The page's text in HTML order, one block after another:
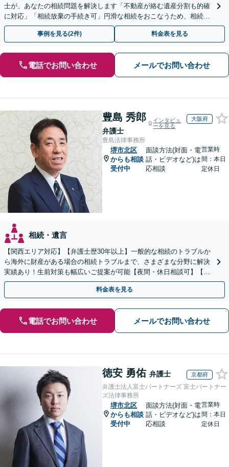
士が、あなたの相続問題を解決します「不動産が絡む遺産分割も的確
に対応」「相続放棄の手続き可」円滑な相続をおこなうため、相続問
題は自分の代で解決しましょう【完全個室制】
事例を見る(2件) 料金表を見る
電話でお問い合わせ メールでお問い合わせ
豊島 秀郎
弁護士
インタビュ
ーを見る
大阪府
豊島法律事務所
堺市北区
からも相談
受付中
面談方法(対面・電
話・ビデオなど)は
応相談
営業時
間：本日
定休日
相続・遺言
【関西エリア対応】【弁護士歴30年以上】一般的な相続のトラブルか
ら海外に財産がある場合の相続トラブルまで、さまざまな分野に解決
実績あり！生前対策も幅広いご提案が可能【夜間・休日相談可】【完
全個室】
料金表を見る
電話でお問い合わせ メールでお問い合わせ
徳安 勇佑 弁護士 京都府
弁護士法人富士パートナーズ 富士パートナー
ズ法律事務所
堺市北区
からも相談
受付中
面談方法(対面・電
話・ビデオなど)は
応相談
営業時
間：本日
定休日